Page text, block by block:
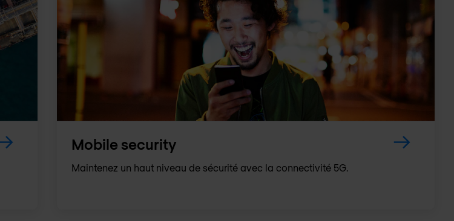
Mobile security
Maintenez un haut niveau de sécurité avec la connectivité 5G.